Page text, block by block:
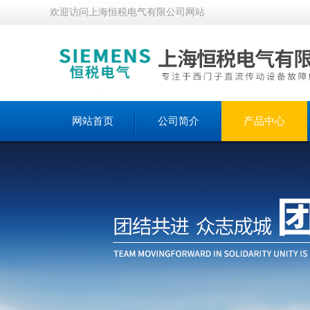
欢迎访问上海恒税电气有限公司网站
网站首页 公司简介 产品中心